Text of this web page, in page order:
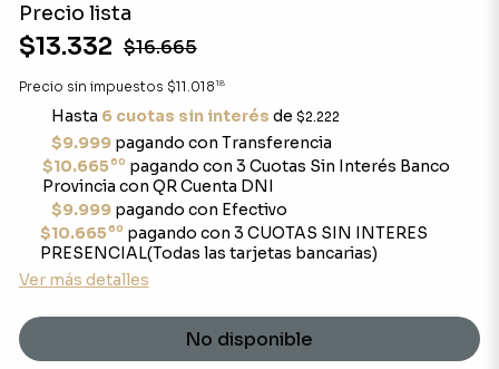
Precio lista
$13.332 $16.665
Precio sin impuestos $11.018 18
Hasta 6 cuotas sin interés de $2.222
$9.999pagando con Transferencia
$10.66560 pagando con 3 Cuotas Sin Interés Banco
Provincia con QR Cuenta DNI
$9.999pagando con Efectivo
$10.66560 pagando con 3 CUOTAS SIN INTERES
PRESENCIAL(Todas las tarjetas bancarias)
Ver más detalles
No disponible